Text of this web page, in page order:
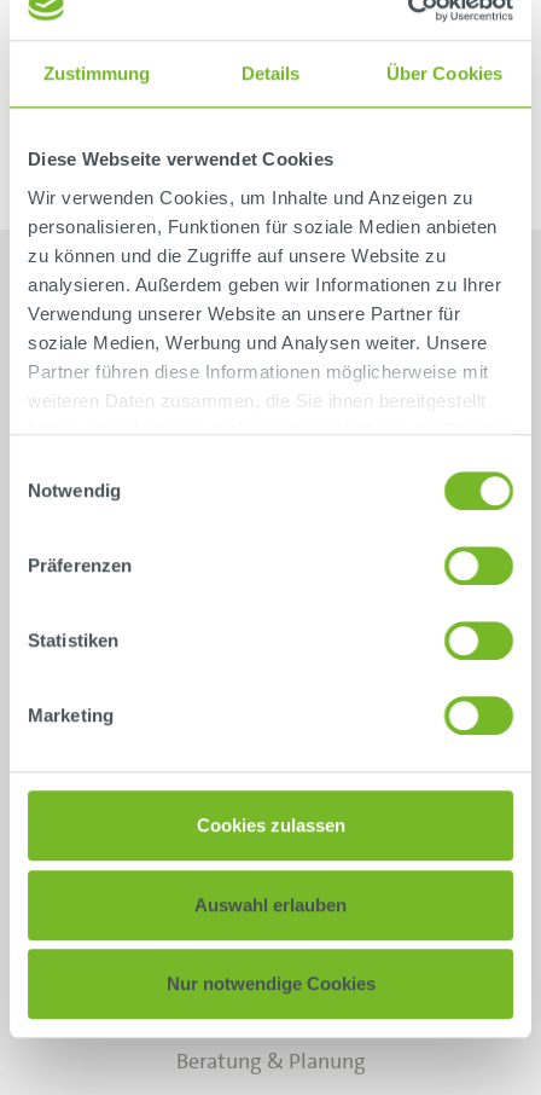
Zustimmung Details Über Cookies
Diese Webseite verwendet Cookies
Wir verwenden Cookies, um Inhalte und Anzeigen zu
personalisieren, Funktionen für soziale Medien anbieten
zu können und die Zugriffe auf unsere Website zu
analysieren. Außerdem geben wir Informationen zu Ihrer
Verwendung unserer Website an unsere Partner für
soziale Medien, Werbung und Analysen weiter. Unsere
Partner führen diese Informationen möglicherweise mit
weiteren Daten zusammen, die Sie ihnen bereitgestellt
Notwendig
Präferenzen
Statistiken
Marketing
Cookies zulassen
Auswahl erlauben
Nur notwendige Cookies
USt-IdNr. DE 155541489
Trotz sorgfältiger inhaltlicher Kontrolle übernehmen
wir keine Haftung für die Inhalte externer Links. Für
deren Betreiber verantwortlich.
Referenzen
Termine
Lösungen
LISA
Beratung & Planung